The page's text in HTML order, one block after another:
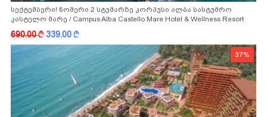
სექტემბერი! ნომერი 2 სტუმარზე კორპუსი ალბა სასტუმრო
კასტელო მარე / Campus Alba Castello Mare Hotel & Wellness Resort
-სგან!
690.00k 339.00k
37%